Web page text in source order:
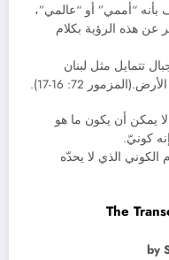
“أممي” أو “عالمي”،
عن هذه الرؤية بكلام
تتمايل مثل لبنان
72: 16-17).
يمكن أن يكون ما هو
كونيّ.
الذي لا يحدّه
The
by